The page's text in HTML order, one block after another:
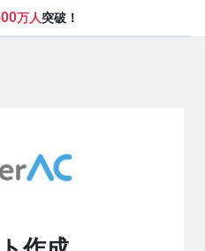
万人突破！